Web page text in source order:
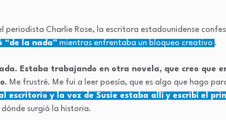
periodista Charlie Rose, la escritora estadounidense
“de la nada” mientras enfrentaba un bloqueo creativo .
Estaba trabajando en otra novela, que creo que
. Me frustré. Me fui a leer poesía, que es algo que hago
escritorio y la voz de Susie estaba allí y escribí el
surgió la historia.